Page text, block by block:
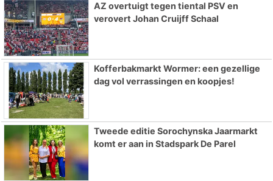
AZ overtuigt tegen tiental PSV en
verovert Johan Cruijff Schaal
Kofferbakmarkt Wormer: een gezellige
dag vol verrassingen en koopjes!
Tweede editie Sorochynska Jaarmarkt
komt er aan in Stadspark De Parel